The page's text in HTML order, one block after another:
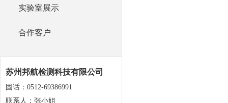
实验室展示
合作客户
苏州邦航检测科技有限公司
固话：0512-69386991
联系人：张小姐